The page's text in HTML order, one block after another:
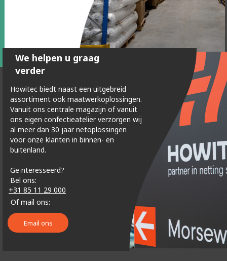
Download
We helpen u graag
verder
Howitec biedt naast een uitgebreid
assortiment ook maatwerkoplossingen.
Vanuit ons centrale magazijn of vanuit
ons eigen confectieatelier verzorgen wij
al meer dan 30 jaar netoplossingen
voor onze klanten in binnen- en
buitenland.
Geïnteresseerd?
Bel ons:
+31 85 11 29 000
Of mail ons:
Email ons